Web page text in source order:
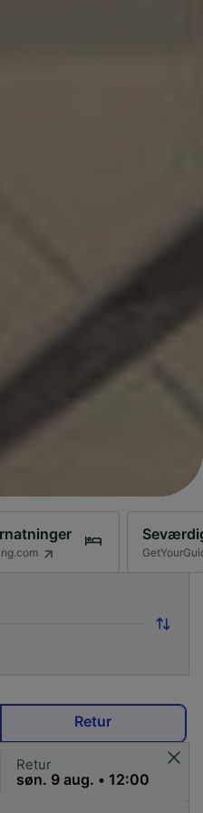
Retur
Retur